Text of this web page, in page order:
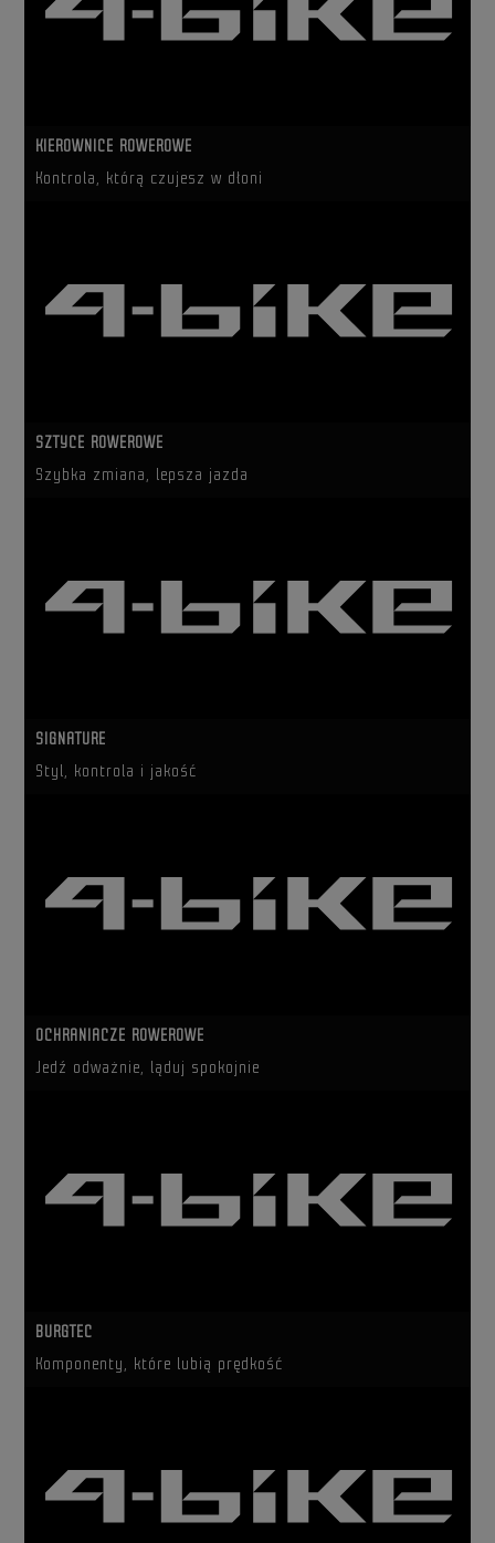
KIEROWNICE ROWEROWE
Kontrola, którą czujesz w dłoni
SZTYCE ROWEROWE
Szybka zmiana, lepsza jazda
SIGNATURE
Styl, kontrola i jakość
OCHRANIACZE ROWEROWE
Jedź odważnie, ląduj spokojnie
BURGTEC
Komponenty, które lubią prędkość